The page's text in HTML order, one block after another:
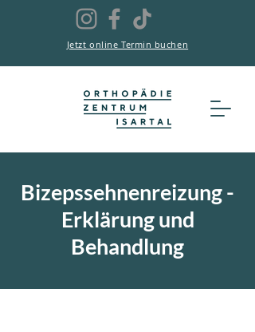
Jetzt online Termin buchen
Bizepssehnenreizung -
Erklärung und
Behandlung